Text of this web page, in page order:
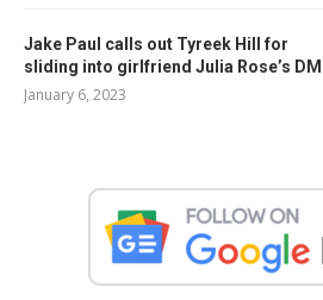
Jake Paul calls out Tyreek Hill for
sliding into girlfriend Julia Rose’s
January 6, 2023